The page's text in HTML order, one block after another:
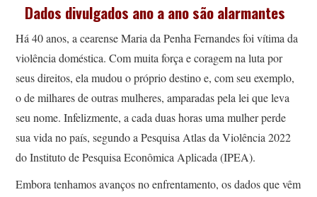
Dados divulgados ano a ano são alarmantes
Há 40 anos, a cearense Maria da Penha Fernandes foi vítima da
violência doméstica. Com muita força e coragem na luta por
seus direitos, ela mudou o próprio destino e, com seu exemplo,
o de milhares de outras mulheres, amparadas pela lei que leva
seu nome. Infelizmente, a cada duas horas uma mulher perde
sua vida no país, segundo a Pesquisa Atlas da Violência 2022
do Instituto de Pesquisa Econômica Aplicada (IPEA).
Embora tenhamos avanços no enfrentamento, os dados que vêm